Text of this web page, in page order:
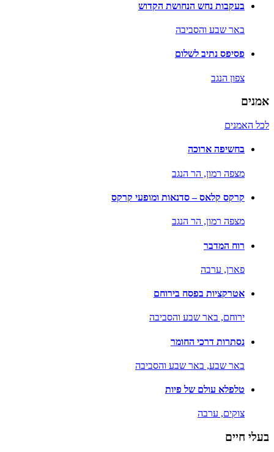
בעקבות נחש הנחושת הקדוש
באר שבע והסביבה
פסיפס נתיב לשלום
צפון הנגב
אמנים
לכל האמנים
בחשיפה ארוכה
מצפה רמון, הר הנגב
קרקס קלאס – סדנאות ומופעי קרקס
מצפה רמון, הר הנגב
רוח המדבר
פארן, ערבה
אטרקציות בפסח בירוחם
ירוחם, באר שבע והסביבה
נסתרות דרכי החומר
באר שבע, באר שבע והסביבה
טלפלא עולם של פיות
צוקים, ערבה
בעלי חיים